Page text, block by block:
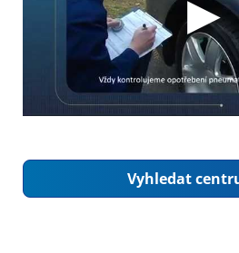
Vyhledat